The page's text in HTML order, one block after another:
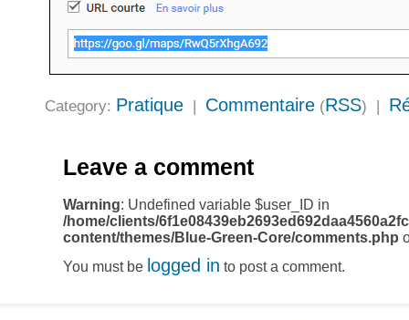
Category: Pratique | Commentaire (RSS) |
Leave a comment
Warning: Undefined variable $user_ID in
/home/clients/
content/themes/Blue-Green-Core/comments.php
You must be logged in to post a comment.